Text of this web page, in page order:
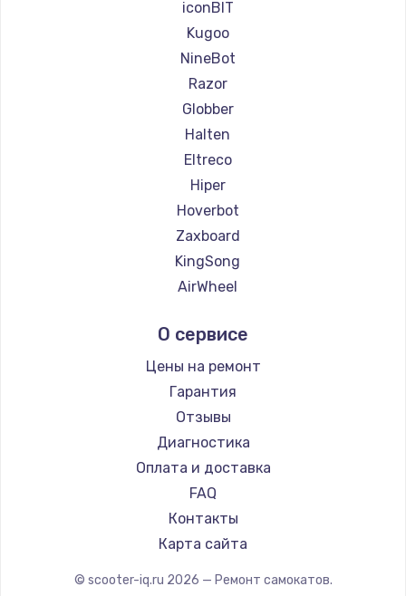
Ремонт самокатов Segway
Ремонт самокатов KIRIN
iconBIT
Kugoo
NineBot
Razor
Globber
Halten
Eltreco
Hiper
Hoverbot
Zaxboard
KingSong
AirWheel
Hunter
Shorner
Joyor
Minimotors
Bork
Segway
KIRIN
О сервисе
Цены на ремонт
Гарантия
Отзывы
Диагностика
Оплата и доставка
FAQ
Контакты
Карта сайта
© scooter-iq.ru 2026 — Ремонт самокатов.